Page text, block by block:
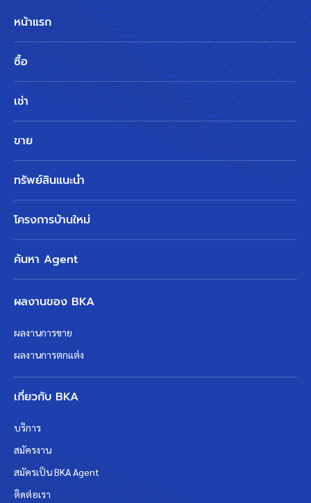
หน้าแรก
ซื้อ
เช่า
ขาย
ทรัพย์สินแนะนำ
โครงการบ้านใหม่
ค้นหา Agent
ผลงานของ BKA
ผลงานการขาย
ผลงานการตกแต่ง
เกี่ยวกับ BKA
บริการ
สมัครงาน
สมัครเป็น BKA Agent
ติดต่อเรา